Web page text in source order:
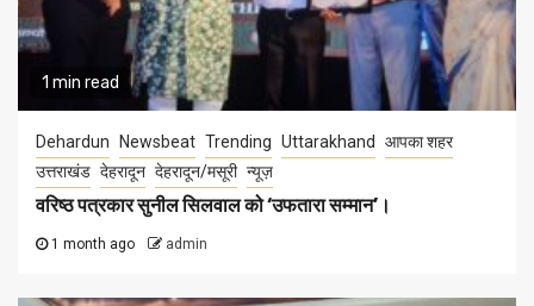
1 min read
Dehardun Newsbeat Trending Uttarakhand
आपका शहर
उत्तराखंड देहरादून देहरादून/मसूरी न्यूज़
वरिष्ठ पत्रकार सुनील सिलवाल को ‘उफतारा सम्मान’।
1 month ago admin